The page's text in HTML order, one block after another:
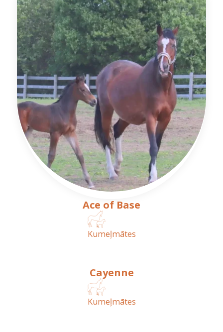
Ace of Base
Kumeļmātes
Cayenne
Kumeļmātes